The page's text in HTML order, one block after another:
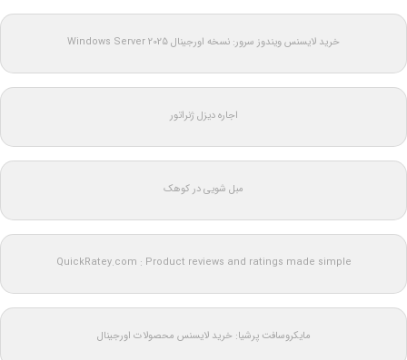
خرید لایسنس ویندوز سرور: نسخه اورجینال Windows Server 2025
اجاره دیزل ژنراتور
مبل شویی در کوهک
QuickRatey.com : Product reviews and ratings made simple
مایکروسافت پرشیا: خرید لایسنس محصولات اورجینال